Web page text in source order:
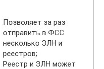
Позволяет за раз
отправить в ФСС
несколько ЭЛН и
реестров;
Реестр и ЭЛН может